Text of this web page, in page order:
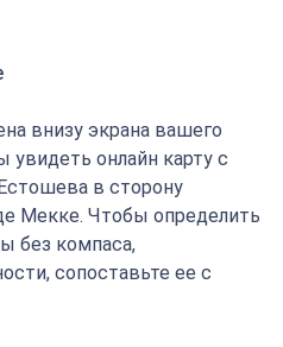
внизу экрана вашего
увидеть онлайн карту с
в сторону
Мекке. Чтобы определить
без компаса,
сопоставьте ее с